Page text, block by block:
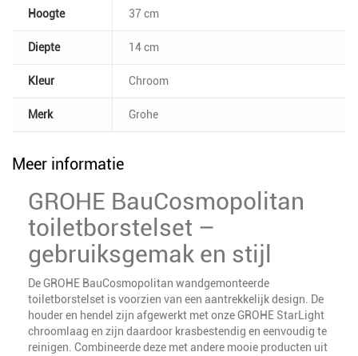
Hoogte 37 cm
Diepte 14 cm
Kleur Chroom
Merk Grohe
Meer informatie
GROHE BauCosmopolitan
toiletborstelset –
gebruiksgemak en stijl
De GROHE BauCosmopolitan wandgemonteerde
toiletborstelset is voorzien van een aantrekkelijk design. De
houder en hendel zijn afgewerkt met onze GROHE StarLight
chroomlaag en zijn daardoor krasbestendig en eenvoudig te
reinigen. Combineerde deze met andere mooie producten uit